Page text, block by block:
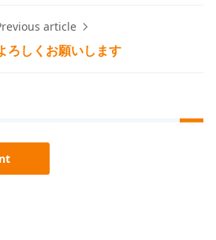
article
ろしくお願いします